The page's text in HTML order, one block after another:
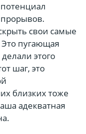
свои самые
пугающая
этого
шаг, это
близких тоже
адекватная